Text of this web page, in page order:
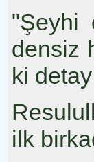
"Şeyhi
densiz
ki
ilk